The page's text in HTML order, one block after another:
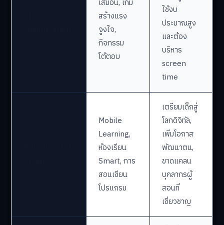
เสมือน, เกม
สร้างแรง
จูงใจ,
กิจกรรม
โต้ตอบ
ใช้งบ
ประมาณสูง
และต้อง
บริหาร
screen
time
Mobile
Learning,
ห้องเรียน
Smart, การ
สอนเขียน
โปรแกรม
เตรียมเด็กสู่
โลกดิจิทัล,
เพิ่มโอกาส
พัฒนาตน,
ขาดแคลน
บุคลากรผู้
สอนที่
เชี่ยวชาญ